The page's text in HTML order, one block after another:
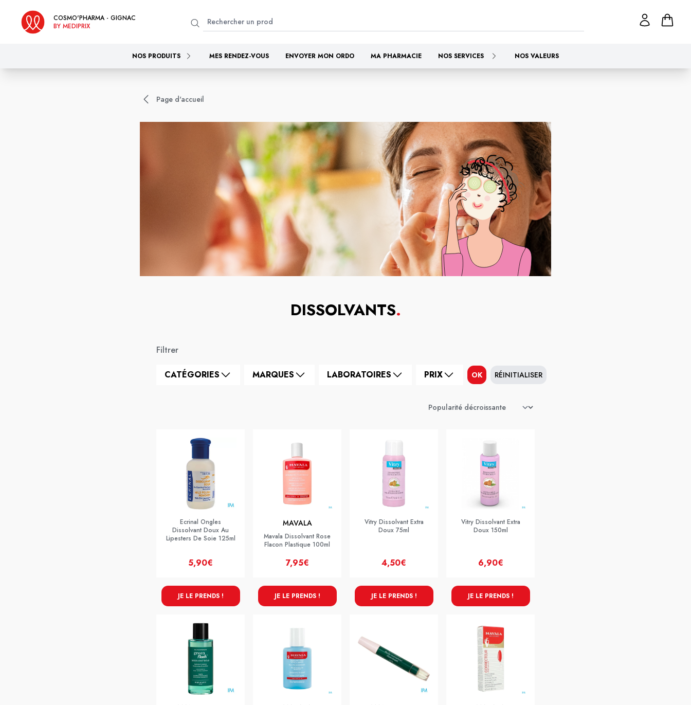
COSMO'PHARMA - GIGNAC
BY MEDIPRIX
NOS PRODUITS MES RENDEZ-VOUS ENVOYER MON ORDO MA PHARMACIE NOS SERVICES NOS VALEURS
Page d'accueil
DISSOLVANTS.
Filtrer
CATÉGORIES MARQUES LABORATOIRES PRIX OK RÉINITIALISER
Ecrinal Ongles
Dissolvant Doux Au
Lipesters De Soie 125ml
5,90€
JE LE PRENDS !
MAVALA
Mavala Dissolvant Rose
Flacon Plastique 100ml
7,95€
JE LE PRENDS !
Vitry Dissolvant Extra
Doux 75ml
4,50€
JE LE PRENDS !
Vitry Dissolvant Extra
Doux 150ml
6,90€
JE LE PRENDS !